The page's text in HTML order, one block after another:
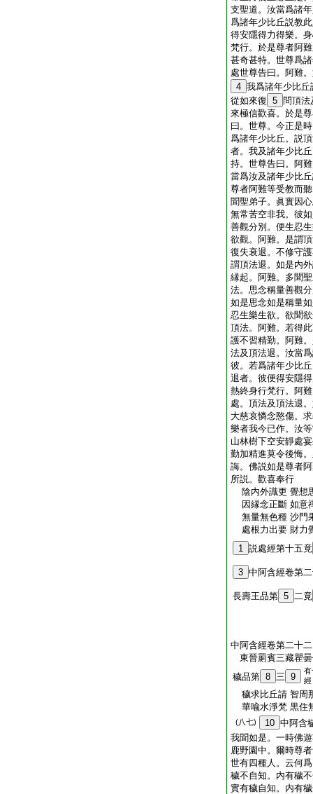
支聖道。汝當爲諸
爲諸年少比丘説教
得安隱得力得樂。
梵行。於是尊者阿
甚奇甚特。世尊爲
處世尊告曰。阿難
4 我爲諸年少比
從如來復 5 問頂法
來極信歡喜。於是
曰。世尊。今正是
爲諸年少比丘。説
者。我及諸年少比
持。世尊告曰。阿
當爲汝及諸年少比
尊者阿難等受教而
聞聖弟子。眞實因
無常苦空非我。彼
善觀分別。便生忍
欲觀。阿難。是謂
復失衰退。不修守
謂頂法退。如是内
縁起。阿難。多聞
法。思念稱量善觀
如是思念如是稱量
忍生樂生欲。欲聞
頂法。阿難。若得
護不習精勤。阿難
法及頂法退。汝當
彼。若爲諸年少比
退者。彼便得安隱
熱終身行梵行。阿
處。頂法及頂法退
大慈哀憐念愍傷。
樂者我今已作。汝
山林樹下空安靜處
勤加精進莫令後悔
誨。佛説如是尊者
所説。歡喜奉行
陰内外識更 覺想
因縁念正斷 如意
無量無色種 沙門
處根力出要 財力
1 説處經第十五竟
3 中阿含經卷第
長壽王品第 5 二竟
中阿含經卷第二十二
東晉罽賓三藏瞿
穢品第 8 三 9
有
經
穢求比丘請 智周
華喩水淨梵 黒住
(八七) 10 中阿含
我聞如是。一時佛
鹿野園中。爾時尊
世有四種人。云何
穢不自知。内有穢
實有穢自知。内有